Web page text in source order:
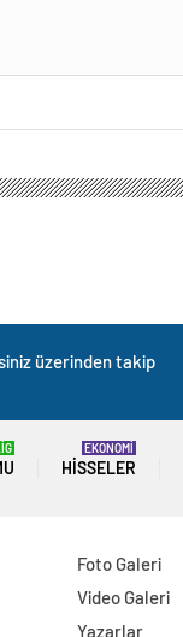
üzerinden takip
HISSELER
EKONOMİ
Foto Galeri
Video Galeri
Yazarlar